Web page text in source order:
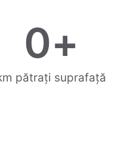
pătrați suprafață
0+